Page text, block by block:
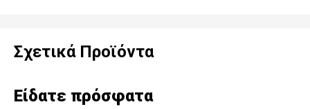
Σχετικά Προϊόντα
Είδατε πρόσφατα